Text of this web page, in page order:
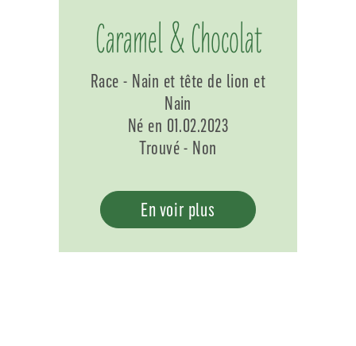
Caramel & Chocolat
Race - Nain et tête de lion et
Nain
Né en 01.02.2023
Trouvé - Non
En voir plus